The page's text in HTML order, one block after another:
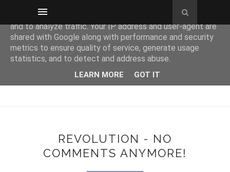
REVOLUTION - NO
COMMENTS ANYMORE!
This site uses cookies from Google to deliver its services
and to analyze traffic. Your IP address and user-agent are
shared with Google along with performance and security
metrics to ensure quality of service, generate usage
statistics, and to detect and address abuse.
LEARN MORE GOT IT